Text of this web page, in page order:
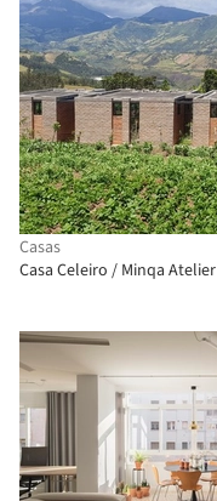
Casas
Casa Celeiro / Minqa Atelier